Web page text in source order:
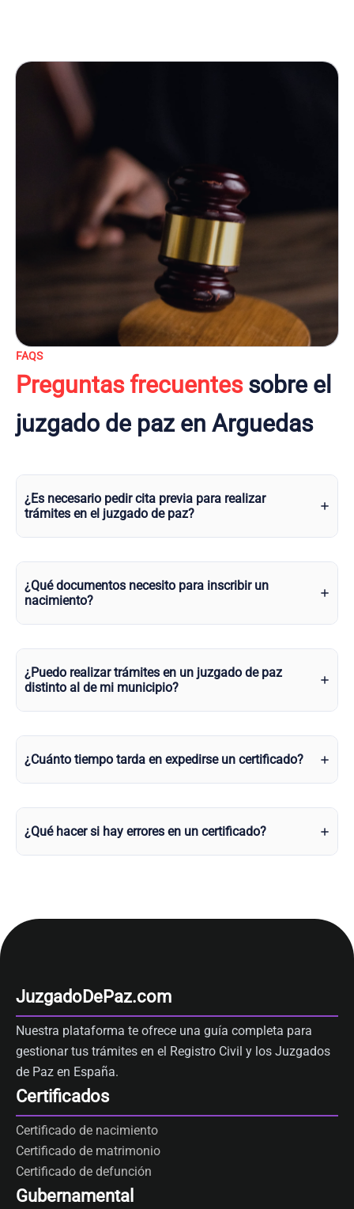
FAQS
Preguntas frecuentessobre el
juzgado de paz en Arguedas
¿Es necesario pedir cita previa para realizar
trámites en el juzgado de paz?
¿Qué documentos necesito para inscribir un
nacimiento?
¿Puedo realizar trámites en un juzgado de paz
distinto al de mi municipio?
¿Cuánto tiempo tarda en expedirse un certificado?
¿Qué hacer si hay errores en un certificado?
JuzgadoDePaz.com
Nuestra plataforma te ofrece una guía completa para
gestionar tus trámites en el Registro Civil y los Juzgados
de Paz en España.
Certificados
Certificado de nacimiento
Certificado de matrimonio
Certificado de defunción
Gubernamental